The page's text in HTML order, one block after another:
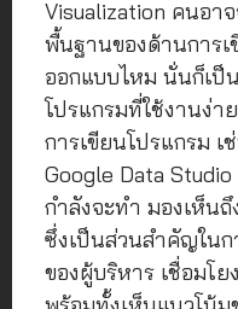
Visualization คนอา
พื้นฐานของด้านการเ
ออกแบบไหม นั่นก็เ
โปรแกรมที่ใช้งานง่
การเขียนโปรแกรม เ
Google Data Studio
กำลังจะทำ มองเห็น
ซึ่งเป็นส่วนสำคัญใน
ของผู้บริหาร เชื่อมโ